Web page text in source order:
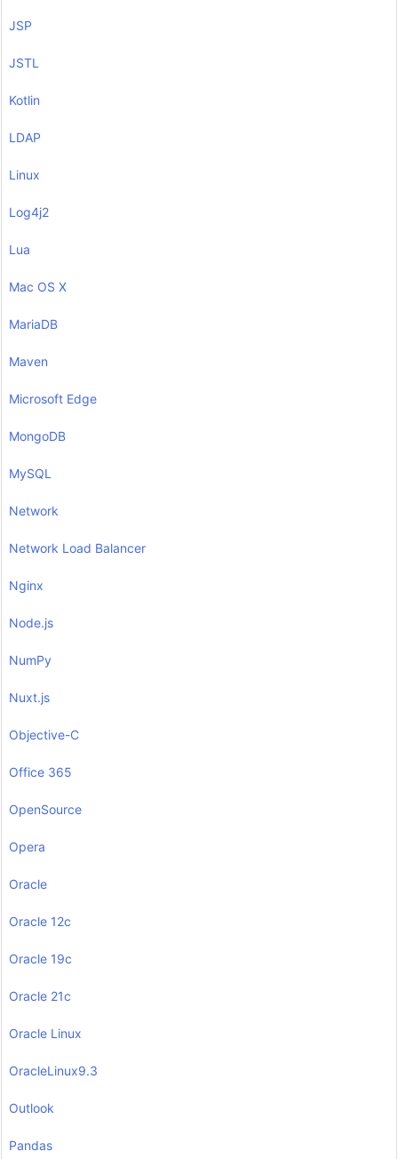
JSP
JSTL
Kotlin
LDAP
Linux
Log4j2
Lua
Mac OS X
MariaDB
Maven
Microsoft Edge
MongoDB
MySQL
Network
Network Load Balancer
Nginx
Node.js
NumPy
Nuxt.js
Objective-C
Office 365
OpenSource
Opera
Oracle
Oracle 12c
Oracle 19c
Oracle 21c
Oracle Linux
OracleLinux9.3
Outlook
Pandas